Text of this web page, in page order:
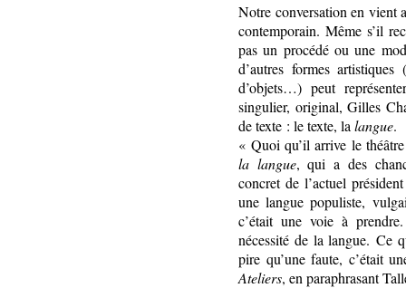
Notre conversation en vient
contemporain. Même s’il
pas un procédé ou une
d’autres formes
d’objets…) peut
singulier, original, Gilles
de texte : le texte, la langue.
« Quoi qu’il arrive le
la langue, qui a des
concret de l’actuel
une langue populiste,
c’était une voie à
nécessité de la langue. Ce
pire qu’une faute, c’était
Ateliers, en paraphrasant